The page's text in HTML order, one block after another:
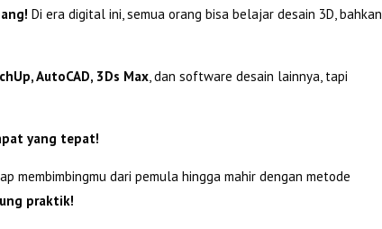
Di era digital ini, semua orang bisa belajar desain 3D, bahkan
AutoCAD, 3Ds Max, dan software desain lainnya, tapi
yang tepat!
membimbingmu dari pemula hingga mahir dengan metode
praktik!